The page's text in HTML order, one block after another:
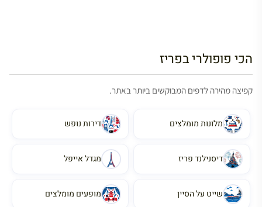
הכי פופולרי בפריז
קפיצה מהירה לדפים המבוקשים ביותר באתר.
מלונות מומלצים דירות נופש
דיסנילנד פריז מגדל אייפל
שייט על הסיין מופעים מומלצים